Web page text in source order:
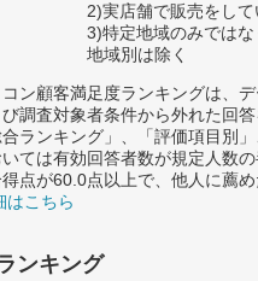
2)実店舗で販売をして
3)特定地域のみでは
地域別は除く
ン顧客満足度ランキングは、
調査対象者条件から外れた回答
ランキング」、「評価項目別
いては有効回答者数が規定人数
点が60.0点以上で、他人に薦
こちら
ンキング